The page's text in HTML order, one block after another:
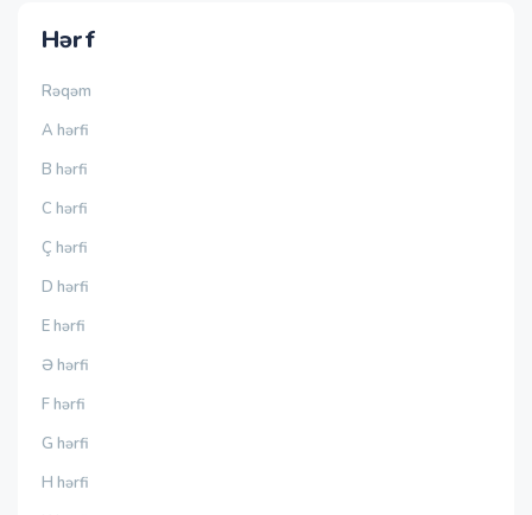
Hərf
Rəqəm
A hərfi
B hərfi
C hərfi
Ç hərfi
D hərfi
E hərfi
Ə hərfi
F hərfi
G hərfi
H hərfi